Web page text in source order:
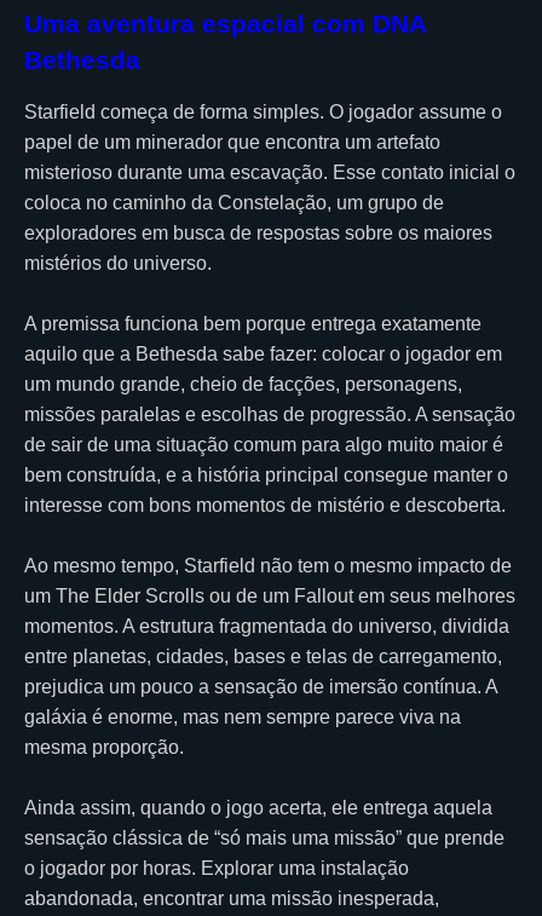
Uma aventura espacial com DNA
Bethesda
Starfield começa de forma simples. O jogador assume o
papel de um minerador que encontra um artefato
misterioso durante uma escavação. Esse contato inicial o
coloca no caminho da Constelação, um grupo de
exploradores em busca de respostas sobre os maiores
mistérios do universo.
A premissa funciona bem porque entrega exatamente
aquilo que a Bethesda sabe fazer: colocar o jogador em
um mundo grande, cheio de facções, personagens,
missões paralelas e escolhas de progressão. A sensação
de sair de uma situação comum para algo muito maior é
bem construída, e a história principal consegue manter o
interesse com bons momentos de mistério e descoberta.
Ao mesmo tempo, Starfield não tem o mesmo impacto de
um The Elder Scrolls ou de um Fallout em seus melhores
momentos. A estrutura fragmentada do universo, dividida
entre planetas, cidades, bases e telas de carregamento,
prejudica um pouco a sensação de imersão contínua. A
galáxia é enorme, mas nem sempre parece viva na
mesma proporção.
Ainda assim, quando o jogo acerta, ele entrega aquela
sensação clássica de “só mais uma missão” que prende
o jogador por horas. Explorar uma instalação
abandonada, encontrar uma missão inesperada,